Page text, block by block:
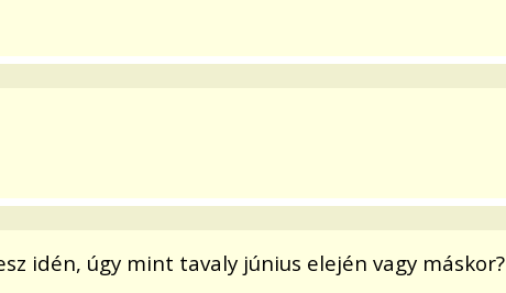
idén, úgy mint tavaly június elején vagy máskor?